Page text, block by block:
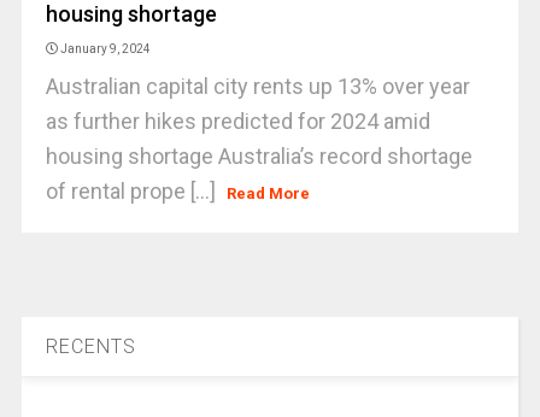
housing shortage
January 9, 2024
Australian capital city rents up 13% over year
as further hikes predicted for 2024 amid
housing shortage Australia’s record shortage
of rental prope [...]
Read More
RECENTS